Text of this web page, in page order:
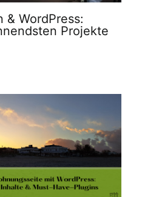
& WordPress:
Projekte